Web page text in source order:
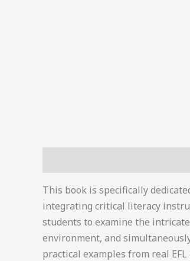
This book is specifically
integrating critical literacy
students to examine the
environment, and
practical examples from real